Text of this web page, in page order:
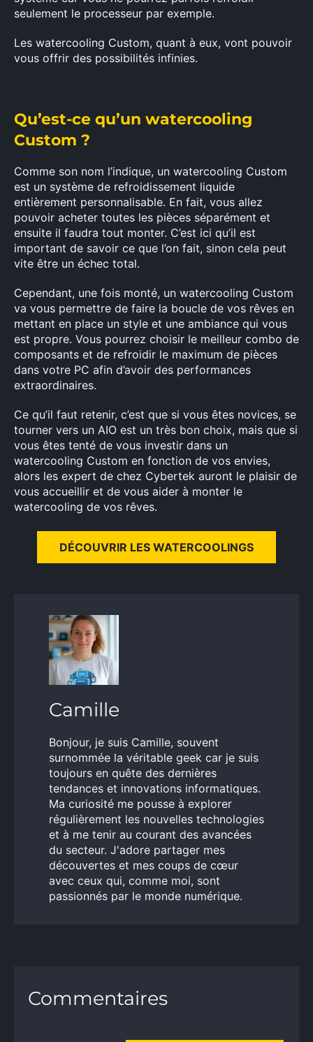
seulement le processeur par exemple.
Les watercooling Custom, quant à eux, vont pouvoir
vous offrir des possibilités infinies.
Qu’est-ce qu’un watercooling
Custom ?
Comme son nom l’indique, un watercooling Custom
est un système de refroidissement liquide
entièrement personnalisable. En fait, vous allez
pouvoir acheter toutes les pièces séparément et
ensuite il faudra tout monter. C’est ici qu’il est
important de savoir ce que l’on fait, sinon cela peut
vite être un échec total.
Cependant, une fois monté, un watercooling Custom
va vous permettre de faire la boucle de vos rêves en
mettant en place un style et une ambiance qui vous
est propre. Vous pourrez choisir le meilleur combo de
composants et de refroidir le maximum de pièces
dans votre PC afin d’avoir des performances
extraordinaires.
Ce qu’il faut retenir, c’est que si vous êtes novices, se
tourner vers un AIO est un très bon choix, mais que si
vous êtes tenté de vous investir dans un
watercooling Custom en fonction de vos envies,
alors les expert de chez Cybertek auront le plaisir de
vous accueillir et de vous aider à monter le
watercooling de vos rêves.
DÉCOUVRIR LES WATERCOOLINGS
Camille
Bonjour, je suis Camille, souvent
surnommée la véritable geek car je suis
toujours en quête des dernières
tendances et innovations informatiques.
Ma curiosité me pousse à explorer
régulièrement les nouvelles technologies
et à me tenir au courant des avancées
du secteur. J'adore partager mes
découvertes et mes coups de cœur
avec ceux qui, comme moi, sont
passionnés par le monde numérique.
Commentaires